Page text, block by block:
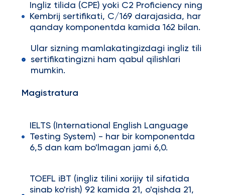
Ingliz tilida (CPE) yoki C2 Proficiency ning
Kembrij sertifikati, C/169 darajasida, har
qanday komponentda kamida 162 bilan.
Ular sizning mamlakatingizdagi ingliz tili
sertifikatingizni ham qabul qilishlari
mumkin.
Magistratura
IELTS (International English Language
Testing System) - har bir komponentda
6,5 dan kam bo'lmagan jami 6,0.
TOEFL iBT (ingliz tilini xorijiy til sifatida
sinab ko'rish) 92 kamida 21, o'qishda 21,